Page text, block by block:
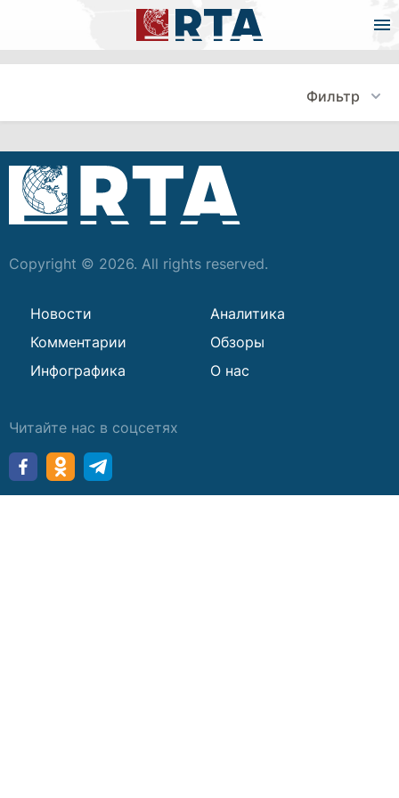
Фильтр
Copyright © 2026. All rights reserved.
Новости
Аналитика
Комментарии
Обзоры
Инфографика
О нас
Читайте нас в соцсетях